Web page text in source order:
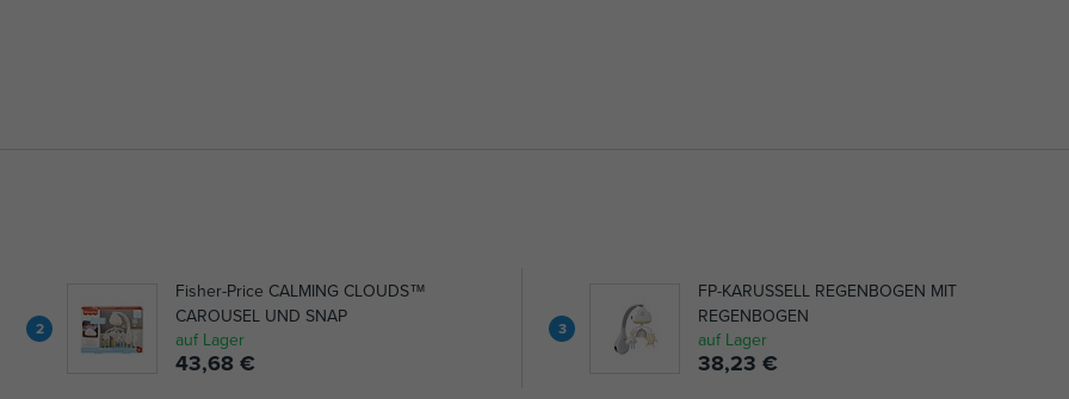
2
Fisher-Price CALMING CLOUDS™
CAROUSEL UND SNAP
auf Lager
43,68 €
3
FP-KARUSSELL REGENBOGEN MIT
REGENBOGEN
auf Lager
38,23 €